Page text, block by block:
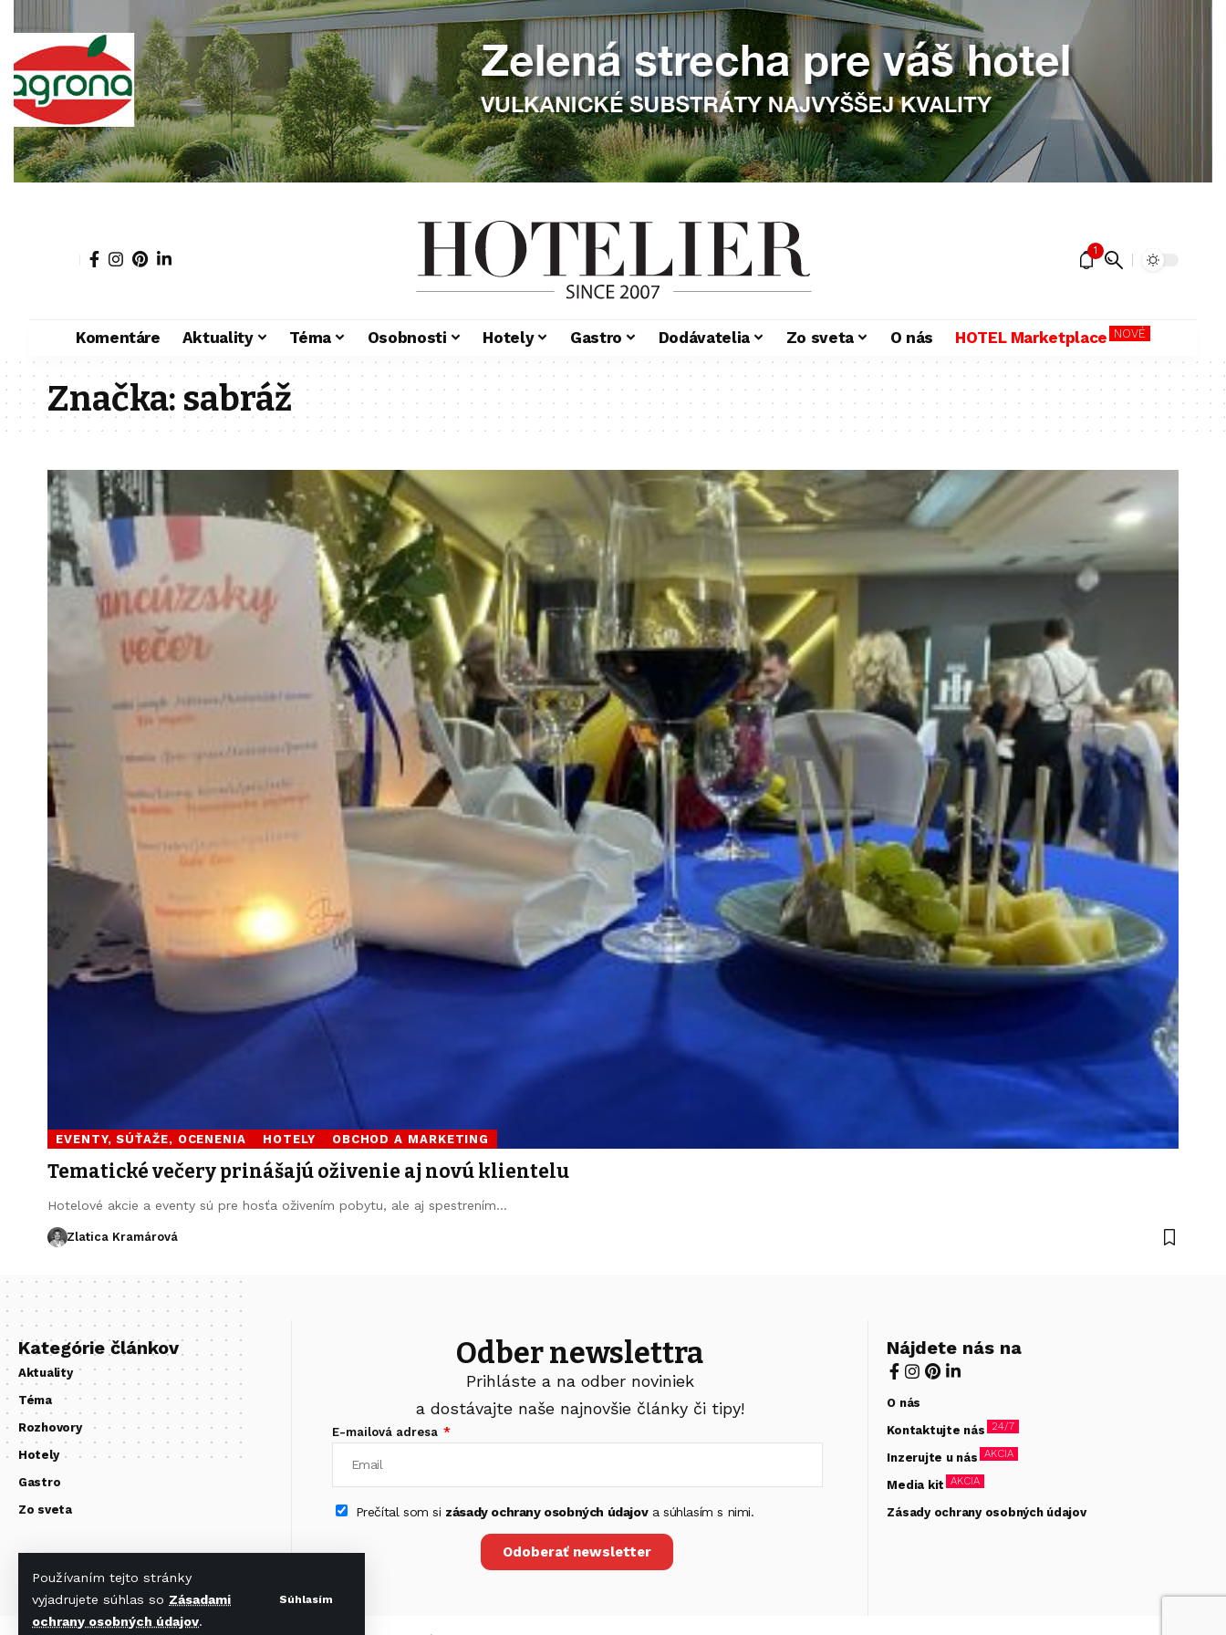
Používaním tejto stránky
vyjadrujete súhlas so Zásadami
ochrany osobných údajov.
Súhlasím
1
Komentáre Aktuality Téma Osobnosti Hotely Gastro Dodávatelia Zo sveta O nás HOTEL Marketplace NOVÉ
Značka:sabráž
EVENTY, SÚŤAŽE, OCENENIA HOTELY OBCHOD A MARKETING
Tematické večery prinášajú oživenie aj novú klientelu
Hotelové akcie a eventy sú pre hosťa oživením pobytu, ale aj spestrením…
Zlatica Kramárová
Kategórie článkov
Aktuality
Téma
Rozhovory
Hotely
Gastro
Zo sveta
Odber newslettra
Prihláste a na odber noviniek
a dostávajte naše najnovšie články či tipy!
E-mailová adresa
Prečítal som si zásady ochrany osobných údajova súhlasím s nimi.
Odoberať newsletter
Nájdete nás na
O nás
Kontaktujte nás 24/7
Inzerujte u nás AKCIA
Media kit AKCIA
Zásady ochrany osobných údajov